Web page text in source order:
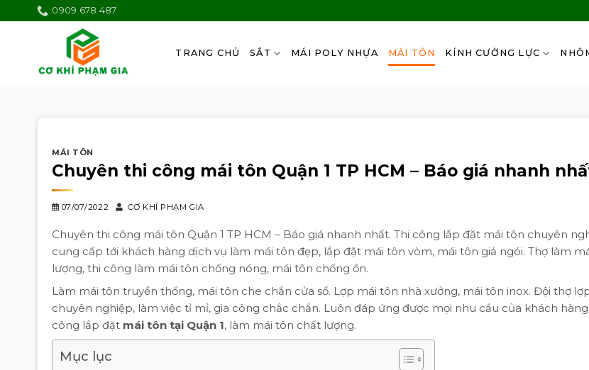
0909 678 487
TRANG CHỦ SẮT MÁI POLY NHỰA MÁI TÔN KÍNH CƯỜNG LỰC
MÁI TÔN
Chuyên thi công mái tôn Quận 1 TP HCM – Báo giá nhanh
07/07/2022 CƠ KHÍ PHẠM GIA
Chuyên thi công mái tôn Quận 1 TP HCM – Báo giá nhanh nhất. Thi công lắp đặt mái tôn chuyên
cung cấp tới khách hàng dịch vụ làm mái tôn đẹp, lắp đặt mái tôn vòm, mái tôn giả ngói. Thợ làm
lượng, thi công làm mái tôn chống nóng, mái tôn chống ồn.
Làm mái tôn truyền thống, mái tôn che chắn cửa sổ. Lợp mái tôn nhà xưởng, mái tôn inox. Đội thợ
chuyên nghiệp, làm việc tỉ mỉ, gia công chắc chắn. Luôn đáp ứng được mọi nhu cầu của khách
công lắp đặt mái tôn tại Quận 1, làm mái tôn chất lượng.
Mục lục